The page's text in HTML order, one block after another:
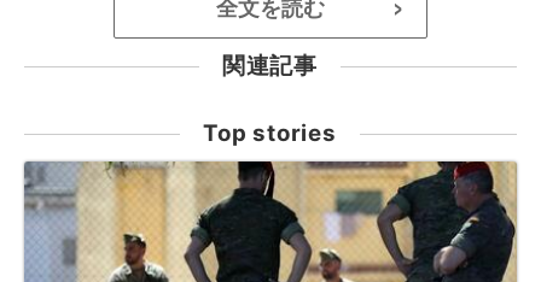
全文を読む >
関連記事
Top stories